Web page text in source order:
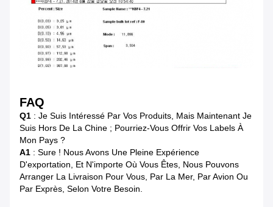
FAQ
Q1 : Je Suis Intéressé Par Vos Produits, Mais Maintenant Je
Suis Hors De La Chine ; Pourriez-Vous Offrir Vos Labels À
Mon Pays ?
A1 : Sure ! Nous Avons Une Pleine Expérience
D'exportation, Et N'importe Où Vous Êtes, Nous Pouvons
Arranger La Livraison Pour Vous, Par La Mer, Par Avion Ou
Par Exprès, Selon Votre Besoin.